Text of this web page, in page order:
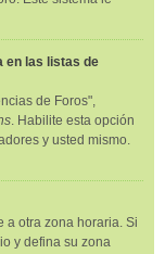
en las listas de
de Foros",
. Habilite esta opción
y usted mismo.
a otra zona horaria. Si
y defina su zona